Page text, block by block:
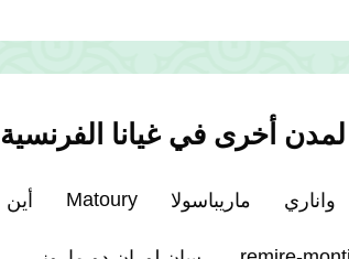
لمدن أخرى في غيانا الفرنسية
واناري ماريباسولا Matoury أين